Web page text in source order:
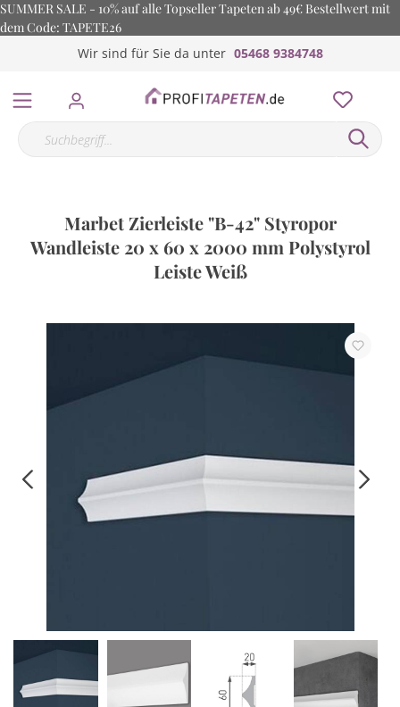
SUMMER SALE - 10% auf alle Topseller Tapeten ab 49€ Bestellwert mit
dem Code: TAPETE26
Wir sind für Sie da unter 05468 9384748
Marbet Zierleiste "B-42" Styropor
Wandleiste 20 x 60 x 2000 mm Polystyrol
Leiste Weiß